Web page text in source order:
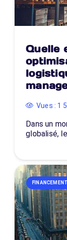
Quelle
Vues : 1
Dans un
globalisé,